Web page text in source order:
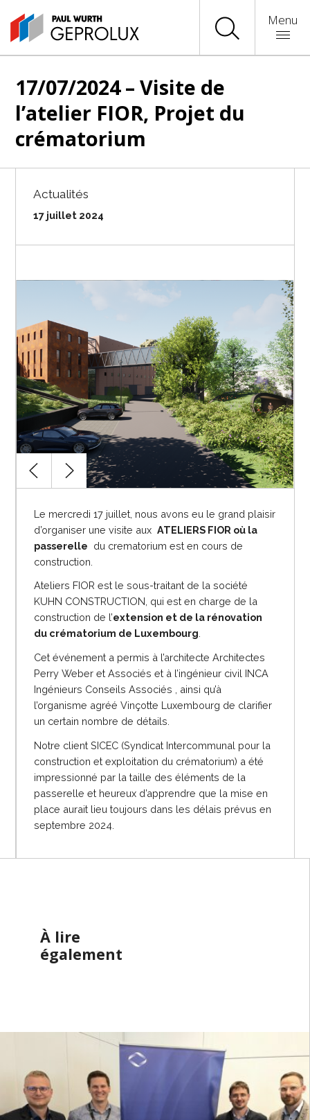
Menu
17/07/2024 – Visite de
l’atelier FIOR, Projet du
crématorium
Actualités
17 juillet 2024
Le mercredi 17 juillet, nous avons eu le grand plaisir
d’organiser une visite auxATELIERS FIOR où la
passerelle du crematorium est en cours de
construction.
Ateliers FIOR est le sous-traitant de la société
KUHN CONSTRUCTION, qui est en charge de la
construction de l’extension et de la rénovation
du crématorium de Luxembourg.
Cet événement a permis à l’architecte Architectes
Perry Weber et Associés et à l’ingénieur civil INCA
Ingénieurs Conseils Associés , ainsi qu’à
l’organisme agréé Vinçotte Luxembourg de clarifier
un certain nombre de détails.
Notre client SICEC (Syndicat Intercommunal pour la
construction et exploitation du crématorium) a été
impressionné par la taille des éléments de la
passerelle et heureux d’apprendre que la mise en
place aurait lieu toujours dans les délais prévus en
septembre 2024.
À lire
également